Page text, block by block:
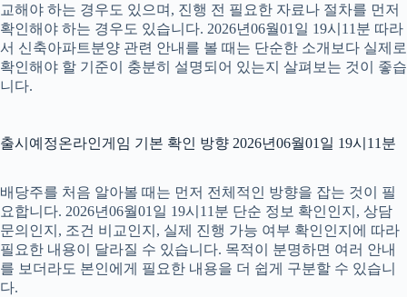
교해야 하는 경우도 있으며, 진행 전 필요한 자료나 절차를 먼저
확인해야 하는 경우도 있습니다. 2026년06월01일 19시11분 따라
서 신축아파트분양 관련 안내를 볼 때는 단순한 소개보다 실제로
확인해야 할 기준이 충분히 설명되어 있는지 살펴보는 것이 좋습
니다.
출시예정온라인게임 기본 확인 방향 2026년06월01일 19시11분
배당주를 처음 알아볼 때는 먼저 전체적인 방향을 잡는 것이 필
요합니다. 2026년06월01일 19시11분 단순 정보 확인인지, 상담
문의인지, 조건 비교인지, 실제 진행 가능 여부 확인인지에 따라
필요한 내용이 달라질 수 있습니다. 목적이 분명하면 여러 안내
를 보더라도 본인에게 필요한 내용을 더 쉽게 구분할 수 있습니
다.